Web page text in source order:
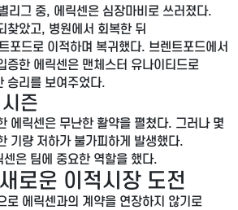
그 중, 에릭센은 심장마비로 쓰러졌다.
찾았고, 병원에서 회복한 뒤
드로 이적하며 복귀했다. 브렌트포드에서
증한 에릭센은 맨체스터 유나이티드로
승리를 보여주었다.
즌
에릭센은 무난한 활약을 펼쳤다. 그러나 몇
기량 저하가 불가피하게 발생했다.
은 팀에 중요한 역할을 했다.
로운 이적시장 도전
로 에릭센과의 계약을 연장하지 않기로